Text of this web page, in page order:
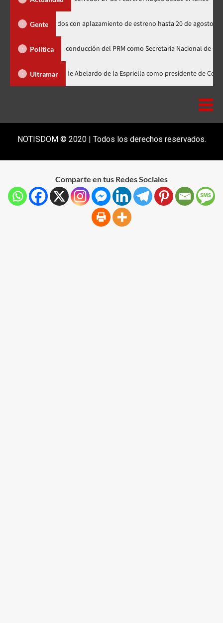
Gente
rusos de Spider-Man indignados con aplazamiento de estreno hasta 20
Política
de la conducción del PRM como Secretaria Nacional de Organización
Ultramar
participa en la investidura de Abelardo de la Espriella como
NOTISDOM © 2020 | Todos los derechos reservados.
Comparte en tus Redes Sociales